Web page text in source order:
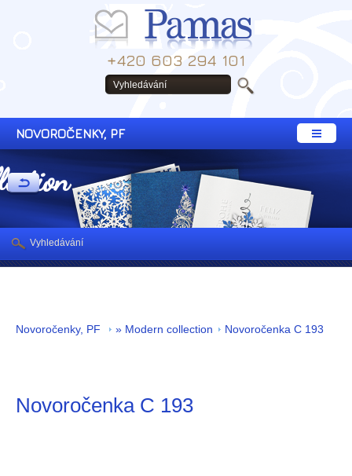
+420 603 294 101
NOVOROČENKY, PF
Novoročenky, PF » Modern collection Novoročenka C 193
Novoročenka C 193
Vyhledávání